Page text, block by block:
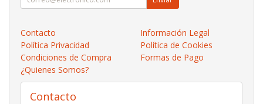
Contacto
Información Legal
Política Privacidad
Política de Cookies
Condiciones de Compra
Formas de Pago
¿Quienes Somos?
Contacto